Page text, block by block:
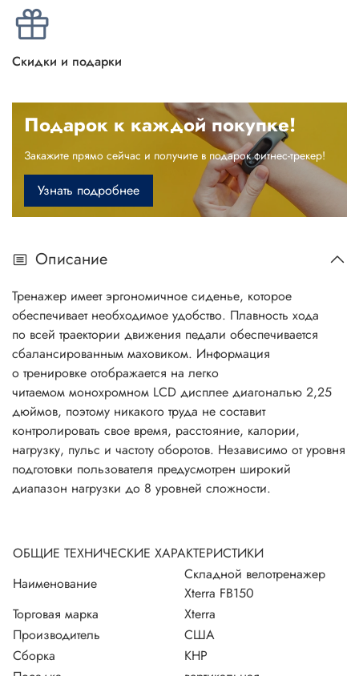
Скидки и подарки
Подарок к каждой покупке!
Закажите прямо сейчас и получите в подарок фитнес-трекер!
Узнать подробнее
Описание
Тренажер имеет эргономичное сиденье, которое
обеспечивает необходимое удобство. Плавность хода
по всей траектории движения педали обеспечивается
сбалансированным маховиком. Информация
о тренировке отображается на легко
читаемом монохромном LCD дисплее диагональю 2,25
дюймов, поэтому никакого труда не составит
контролировать свое время, расстояние, калории,
нагрузку, пульс и частоту оборотов. Независимо от уровня
подготовки пользователя предусмотрен широкий
диапазон нагрузки до 8 уровней сложности.
ОБЩИЕ ТЕХНИЧЕСКИЕ ХАРАКТЕРИСТИКИ
Наименование
Складной велотренажер
Xterra FB150
Торговая марка
Xterra
Производитель
США
Сборка
КНР